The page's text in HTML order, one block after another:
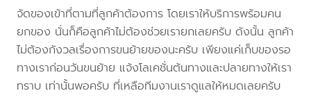
จัดของเข้าที่ตามที่ลูกค้าต้องการ โดยเราให้บริการพร้อมคน
ยกของ นั่นก็คือลูกค้าไม่ต้องช่วยเรายกเลยครับ ดังนั้น ลูกค้า
ไม่ต้องกังวลเรื่องการขนย้ายของนะครับ เพียงแค่เก็บของรอ
ทางเราก่อนวันขนย้าย แจ้งโลเคชั่นต้นทางและปลายทางให้เรา
ทราบ เท่านั้นพอครับ ที่เหลือทีมงานเราดูแลให้หมดเลยครับ